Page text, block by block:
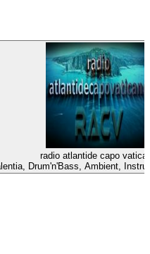
radio atlantide capo
Drum'n'Bass, Ambient,